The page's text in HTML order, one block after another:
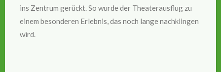
ins Zentrum gerückt. So wurde der Theaterausflug zu
einem besonderen Erlebnis, das noch lange nachklingen
wird.